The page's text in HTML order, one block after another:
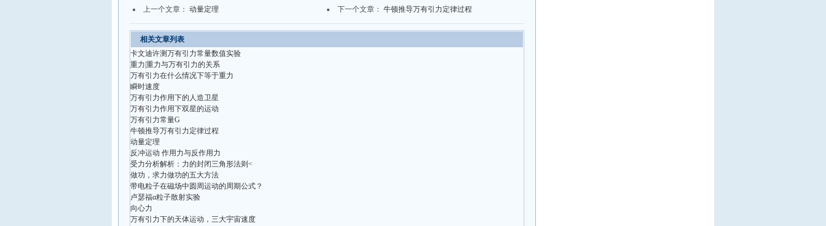
上一个文章： 动量定理 下一个文章： 牛顿推导万有引力定律过程
相关文章列表
卡文迪许测万有引力常量数值实验
重力|重力与万有引力的关系
万有引力在什么情况下等于重力
瞬时速度
万有引力作用下的人造卫星
万有引力作用下双星的运动
万有引力常量G
牛顿推导万有引力定律过程
动量定理
反冲运动 作用力与反作用力
受力分析解析：力的封闭三角形法则<
做功，求力做功的五大方法
带电粒子在磁场中圆周运动的周期公式？
卢瑟福α粒子散射实验
向心力
万有引力下的天体运动，三大宇宙速度